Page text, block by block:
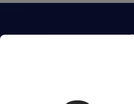
Contattaci